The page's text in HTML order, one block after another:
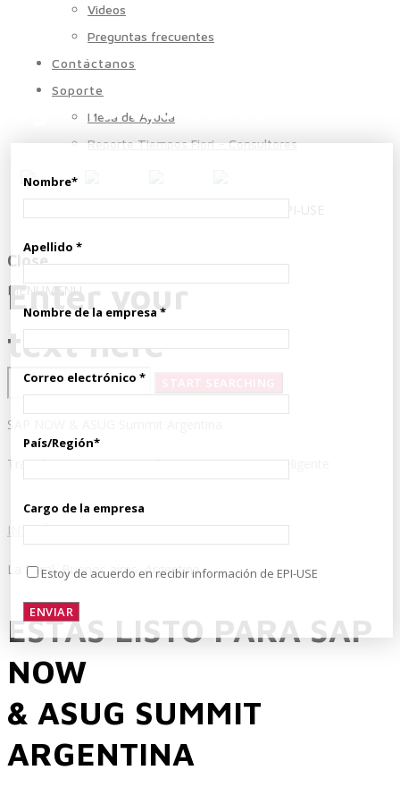
Videos
Preguntas frecuentes
Contáctanos
Soporte
Mesa de Ayuda
Reporte Tiempos Fiori – Consultores
EPI-USE
MENUMENU
Quiénes Somos
Servicios
Servicios y productos cloud
SAP S/4 HANA
EPI-US4HANA
Close
Enter your
text here
SAP NOW & ASUG Summit Argentina
Transforma tu organización en una empresa inteligente
INSCRÍBETE
La Rural, Buenos aires, Argentina.
ESTÁS LISTO PARA SAP
NOW
& ASUG SUMMIT
ARGENTINA
tus datos
Nombre*
Apellido *
Nombre de la empresa *
Correo electrónico *
País/Región*
Cargo de la empresa
Estoy de acuerdo en recibir información de EPI-USE